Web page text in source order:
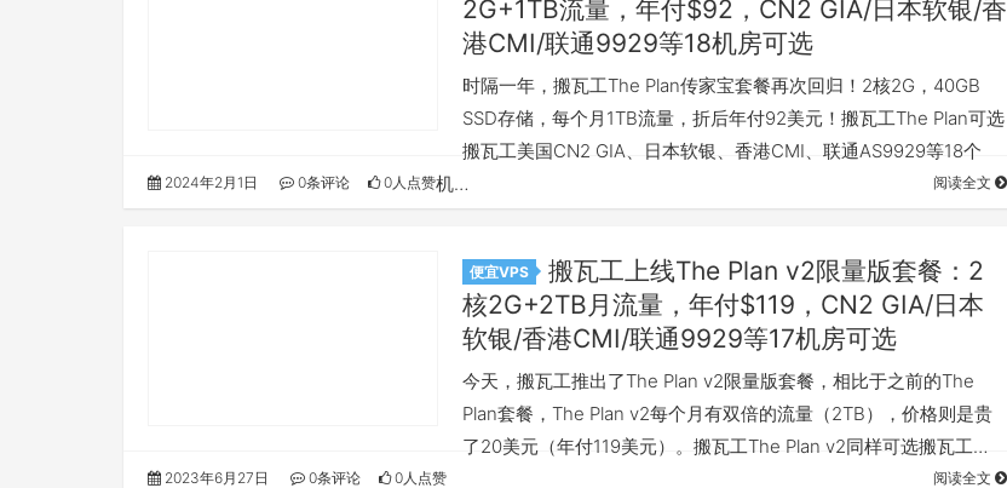
2G+1TB流量，年付$92，CN2 GIA/日本软银/香
港CMI/联通9929等18机房可选
时隔一年，搬瓦工The Plan传家宝套餐再次回归！2核2G，40GB
SSD存储，每个月1TB流量，折后年付92美元！搬瓦工The Plan可选
搬瓦工美国CN2 GIA、日本软银、香港CMI、联通AS9929等18个
机…
2024年2月1日 0条评论 0人点赞 阅读全文
便宜VPS
搬瓦工上线The Plan v2限量版套餐：2
核2G+2TB月流量，年付$119，CN2 GIA/日本
软银/香港CMI/联通9929等17机房可选
今天，搬瓦工推出了The Plan v2限量版套餐，相比于之前的The
Plan套餐，The Plan v2每个月有双倍的流量（2TB），价格则是贵
了20美元（年付119美元）。搬瓦工The Plan v2同样可选搬瓦工…
2023年6月27日 0条评论 0人点赞 阅读全文